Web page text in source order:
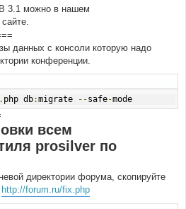
3.1 можно в нашем
сайте.
данных с консоли которую надо
конференции.
. php db:migrate --safe-mode
всем
prosilver по
директории форума, скопируйте
http://forum.ru/fix.php